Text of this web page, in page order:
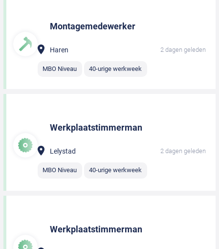
Montagemedewerker
Haren 2 dagen geleden
MBO Niveau 40-urige werkweek
Werkplaatstimmerman
Lelystad 2 dagen geleden
MBO Niveau 40-urige werkweek
Werkplaatstimmerman